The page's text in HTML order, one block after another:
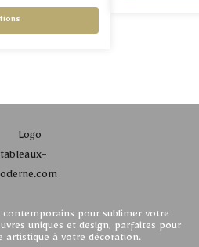
contemporains pour sublimer votre
uniques et design, parfaites pour
artistique à votre décoration.